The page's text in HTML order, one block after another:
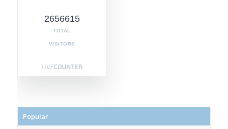
2656615
TOTAL
VISITORS
Popular